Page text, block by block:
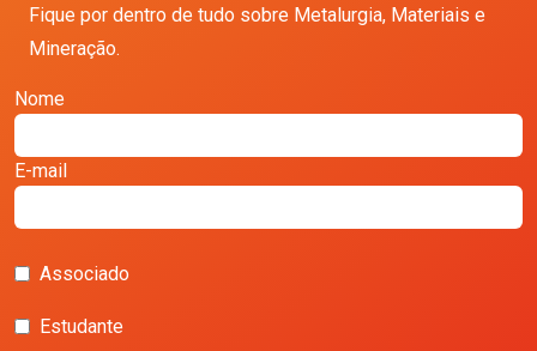
Fique por dentro de tudo sobre Metalurgia, Materiais e
Mineração.
Nome
E-mail
Associado
Estudante